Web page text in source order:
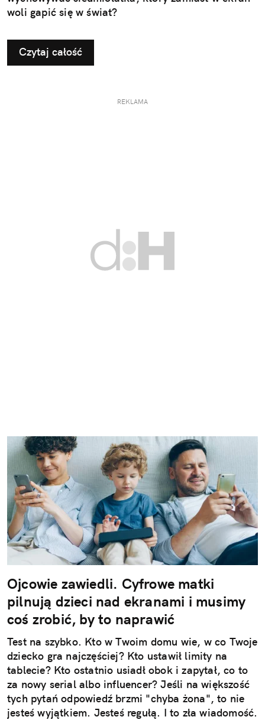
woli gapić się w świat?
Czytaj całość
REKLAMA
Ojcowie zawiedli. Cyfrowe matki
pilnują dzieci nad ekranami i musimy
coś zrobić, by to naprawić
Test na szybko. Kto w Twoim domu wie, w co Twoje
dziecko gra najczęściej? Kto ustawił limity na
tablecie? Kto ostatnio usiadł obok i zapytał, co to
za nowy serial albo influencer? Jeśli na większość
tych pytań odpowiedź brzmi "chyba żona", to nie
jesteś wyjątkiem. Jesteś regułą. I to zła wiadomość.